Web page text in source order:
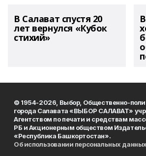
В Салават спустя 20
лет вернулся «Кубок
стихий»
© 1954-2026, Выбор, Общественно-
города Салавата «ВЫБОР САЛАВАТ»
Агентством по печати и средствам
РБ и Акционерным обществом
«Республика Башкортостан».
Об использовании персональных данных